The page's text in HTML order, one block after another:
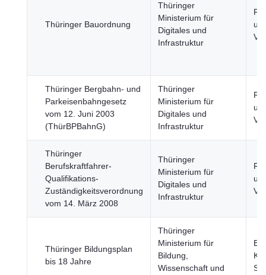
Thüringer Bauordnung
Thüringer
Ministerium für
Digitales und
Infrastruktur
Thüringer Bergbahn- und
Parkeisenbahngesetz
vom 12. Juni 2003
(ThürBPBahnG)
Thüringer
Ministerium für
Digitales und
Infrastruktur
Thüringer
Berufskraftfahrer-
Qualifikations-
Zuständigkeitsverordnung
vom 14. März 2008
Thüringer
Ministerium für
Digitales und
Infrastruktur
Thüringer Bildungsplan
bis 18 Jahre
Thüringer
Ministerium für
Bildung,
Wissenschaft und